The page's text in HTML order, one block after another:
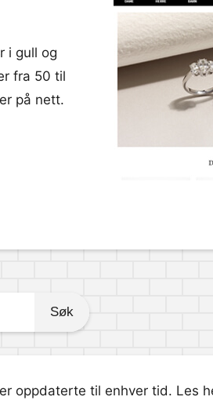
i gull og
fra 50 til
på nett.
oppdaterte til enhver tid. Les